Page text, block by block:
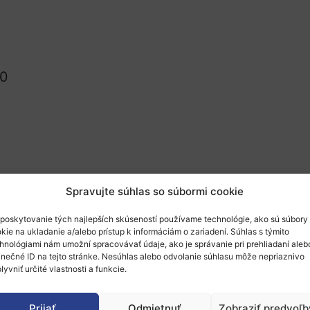
Spravujte súhlas so súbormi cookie
tých najlepších skúseností používame technológie, ako sú súbory
na ukladanie a/alebo prístup k informáciám o zariadení. Súhlas s týmito
nám umožní spracovávať údaje, ako je správanie pri prehliadaní
ID na tejto stránke. Nesúhlas alebo odvolanie súhlasu môže nepriaznivo
určité vlastnosti a funkcie.
Horizon Europe v oblasti
v klimaticky neutrálnych,
k opätovnej výrobe